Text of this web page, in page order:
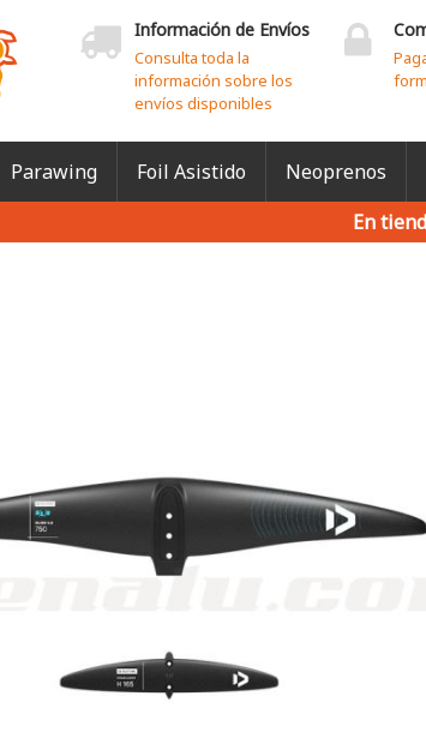
Información de Envíos
Consulta toda la
información sobre los
envíos disponibles
Parawing Foil Asistido Neoprenos
En